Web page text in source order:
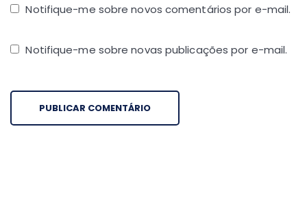
Notifique-me sobre novos comentários por e-mail.
Notifique-me sobre novas publicações por e-mail.